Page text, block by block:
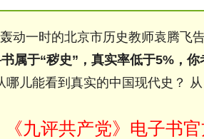
轰动一时的北京市历史教师袁腾飞
属于“秽史”，真实率低于5%，
哪儿能看到真实的中国现代史？ 从
《九评共产党》电子书